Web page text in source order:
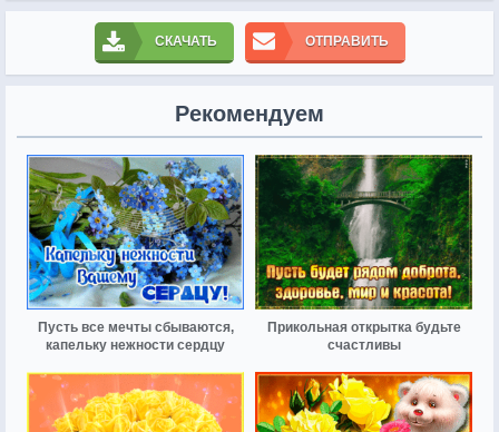
СКАЧАТЬ ОТПРАВИТЬ
Рекомендуем
Пусть все мечты сбываются,
капельку нежности сердцу
Прикольная открытка будьте
счастливы